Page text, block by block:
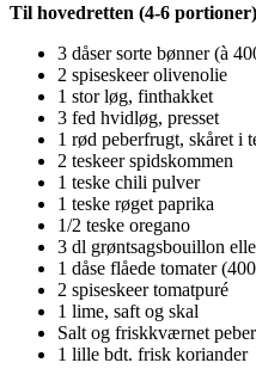
Til hovedretten (4-6
3 dåser sorte bønner (à
2 spiseskeer olivenolie
1 stor løg, finthakket
3 fed hvidløg, presset
1 rød peberfrugt, skåret i
2 teskeer spidskommen
1 teske chili pulver
1 teske røget paprika
1/2 teske oregano
3 dl grøntsagsbouillon
1 dåse flåede tomater
2 spiseskeer tomatpuré
1 lime, saft og skal
Salt og friskkværnet peber
1 lille bdt. frisk koriander